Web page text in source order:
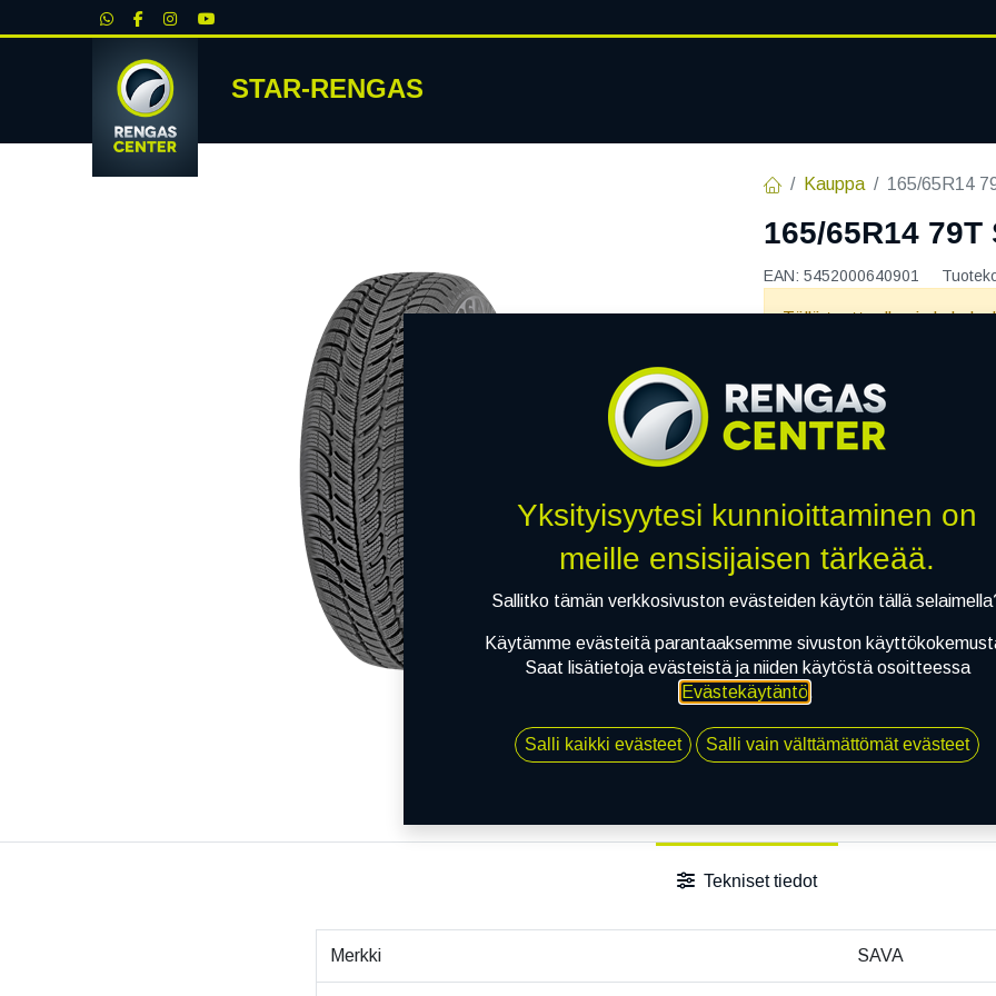
STAR-RENGAS
Kauppa 165/65R14
165/65R14 79T
EAN: 5452000640901
Tällä tuotteella ei ole
Jaa
Toimitusehdot
Tekniset tiedot
Merkki SAVA
Yksityisyytesi kunnioittaminen on
meille ensisijaisen tärkeää.
Sallitko tämän verkkosivuston evästeiden käytön tällä
Käytämme evästeitä parantaaksemme sivuston
Saat lisätietoja evästeistä ja niiden käytöstä osoitteessa
Evästekäytäntö.
Salli kaikki evästeet Salli vain välttämättömät evästeet